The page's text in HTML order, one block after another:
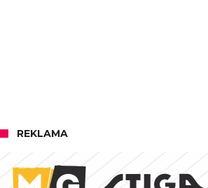
REKLAMA